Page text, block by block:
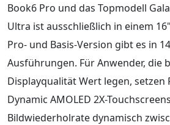
Book6 Pro und das Topmodell
Ultra ist ausschließlich in einem
Pro- und Basis-Version gibt es in
Ausführungen. Für Anwender, die
Displayqualität Wert legen,
Dynamic AMOLED 2X-
Bildwiederholrate dynamisch